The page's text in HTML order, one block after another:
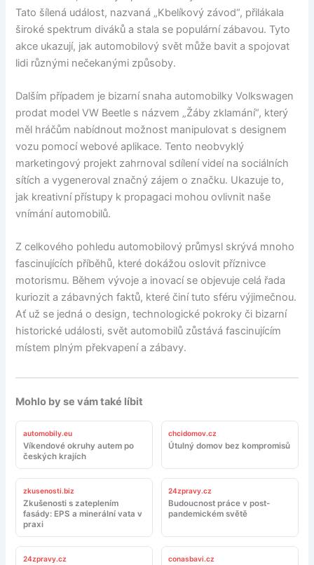
Tato šílená událost, nazvaná „Kbelíkový závod“, přilákala
široké spektrum diváků a stala se populární zábavou. Tyto
akce ukazují, jak automobilový svět může bavit a spojovat
lidi různými nečekanými způsoby.
Dalším případem je bizarní snaha automobilky Volkswagen
prodat model VW Beetle s názvem „Žáby zklamání“, který
měl hráčům nabídnout možnost manipulovat s designem
vozu pomocí webové aplikace. Tento neobvyklý
marketingový projekt zahrnoval sdílení videí na sociálních
sítích a vygeneroval značný zájem o značku. Ukazuje to,
jak kreativní přístupy k propagaci mohou ovlivnit naše
vnímání automobilů.
Z celkového pohledu automobilový průmysl skrývá mnoho
fascinujících příběhů, které dokážou oslovit příznivce
motorismu. Během vývoje a inovací se objevuje celá řada
kuriozit a zábavných faktů, které činí tuto sféru výjimečnou.
Ať už se jedná o design, technologické pokroky či bizarní
historické události, svět automobilů zůstává fascinujícím
místem plným překvapení a zábavy.
Mohlo by se vám také líbit
automobily.eu
Víkendové okruhy autem po
českých krajích
chcidomov.cz
Útulný domov bez kompromisů
zkusenosti.biz
Zkušenosti s zateplením
fasády: EPS a minerální vata v
praxi
24zpravy.cz
Budoucnost práce v post-
pandemickém světě
24zpravy.cz conasbavi.cz